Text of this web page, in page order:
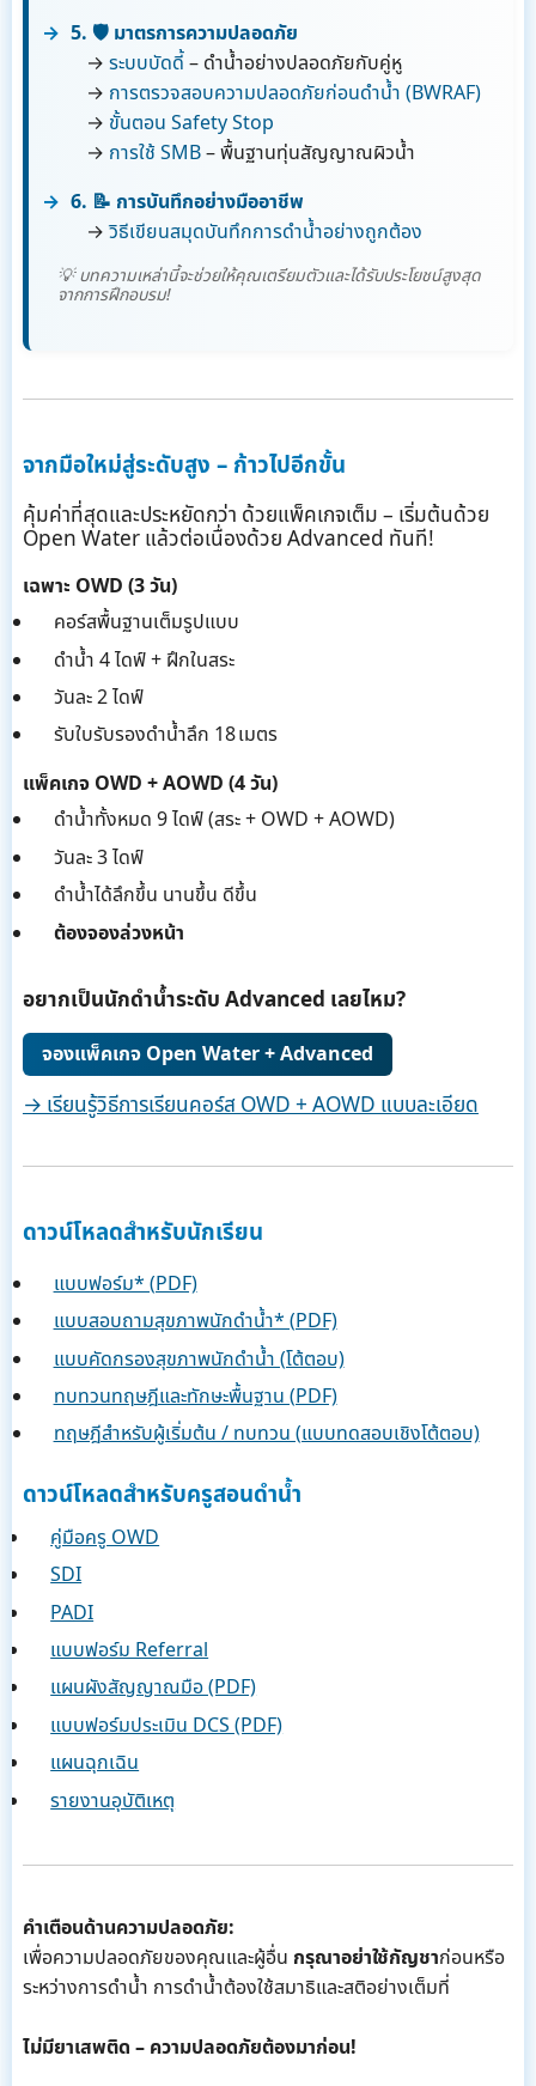
5. 🛡️ มาตรการความปลอดภัย
→ ระบบบัดดี้– ดำน้ำอย่างปลอดภัยกับคู่หู
→ การตรวจสอบความปลอดภัยก่อนดำน้ำ (BWRAF)
→ ขั้นตอน Safety Stop
→ การใช้ SMB– พื้นฐานทุ่นสัญญาณผิวน้ำ
6. 📝 การบันทึกอย่างมืออาชีพ
→วิธีเขียนสมุดบันทึกการดำน้ำอย่างถูกต้อง
💡 บทความเหล่านี้จะช่วยให้คุณเตรียมตัวและได้รับประโยชน์สูงสุด
จากการฝึกอบรม!
จากมือใหม่สู่ระดับสูง – ก้าวไปอีกขั้น
คุ้มค่าที่สุดและประหยัดกว่า ด้วยแพ็คเกจเต็ม – เริ่มต้นด้วย
Open Water แล้วต่อเนื่องด้วย Advanced ทันที!
เฉพาะ OWD (3 วัน)
คอร์สพื้นฐานเต็มรูปแบบ
ดำน้ำ 4 ไดฟ์ + ฝึกในสระ
วันละ 2 ไดฟ์
รับใบรับรองดำน้ำลึก 18 เมตร
แพ็คเกจ OWD + AOWD (4 วัน)
ดำน้ำทั้งหมด 9 ไดฟ์ (สระ + OWD + AOWD)
วันละ 3 ไดฟ์
ดำน้ำได้ลึกขึ้น นานขึ้น ดีขึ้น
ต้องจองล่วงหน้า
อยากเป็นนักดำน้ำระดับ Advanced เลยไหม?
จองแพ็คเกจ Open Water + Advanced
→ เรียนรู้วิธีการเรียนคอร์ส OWD + AOWD แบบละเอียด
ดาวน์โหลดสำหรับนักเรียน
แบบฟอร์ม* (PDF)
แบบสอบถามสุขภาพนักดำน้ำ* (PDF)
แบบคัดกรองสุขภาพนักดำน้ำ (โต้ตอบ)
ทบทวนทฤษฎีและทักษะพื้นฐาน (PDF)
ทฤษฎีสำหรับผู้เริ่มต้น / ทบทวน (แบบทดสอบเชิงโต้ตอบ)
ดาวน์โหลดสำหรับครูสอนดำน้ำ
คู่มือครู OWD
SDI
PADI
แบบฟอร์ม Referral
แผนผังสัญญาณมือ (PDF)
แบบฟอร์มประเมิน DCS (PDF)
แผนฉุกเฉิน
รายงานอุบัติเหตุ
คำเตือนด้านความปลอดภัย:
เพื่อความปลอดภัยของคุณและผู้อื่น กรุณาอย่าใช้กัญชาก่อนหรือ
ระหว่างการดำน้ำ การดำน้ำต้องใช้สมาธิและสติอย่างเต็มที่
ไม่มียาเสพติด – ความปลอดภัยต้องมาก่อน!